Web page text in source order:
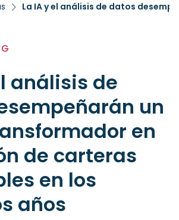
análisis de
un
en
de carteras
en los
años